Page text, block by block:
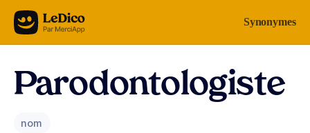
Aller au contenu Synonymes
Parodontologiste
nom